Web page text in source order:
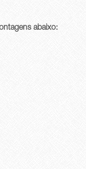
abaixo: